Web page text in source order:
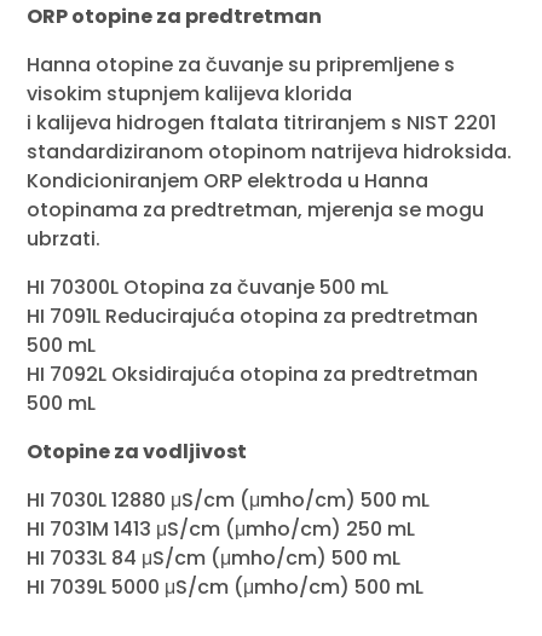
ORP otopine za predtretman
Hanna otopine za čuvanje su pripremljene s
visokim stupnjem kalijeva klorida
i kalijeva hidrogen ftalata titriranjem s NIST 2201
standardiziranom otopinom natrijeva hidroksida.
Kondicioniranjem ORP elektroda u Hanna
otopinama za predtretman, mjerenja se mogu
ubrzati.
HI 70300L Otopina za čuvanje 500 mL
HI 7091L Reducirajuća otopina za predtretman
500 mL
HI 7092L Oksidirajuća otopina za predtretman
500 mL
Otopine za vodljivost
HI 7030L 12880 μS/cm (μmho/cm) 500 mL
HI 7031M 1413 μS/cm (μmho/cm) 250 mL
HI 7033L 84 μS/cm (μmho/cm) 500 mL
HI 7039L 5000 μS/cm (μmho/cm) 500 mL